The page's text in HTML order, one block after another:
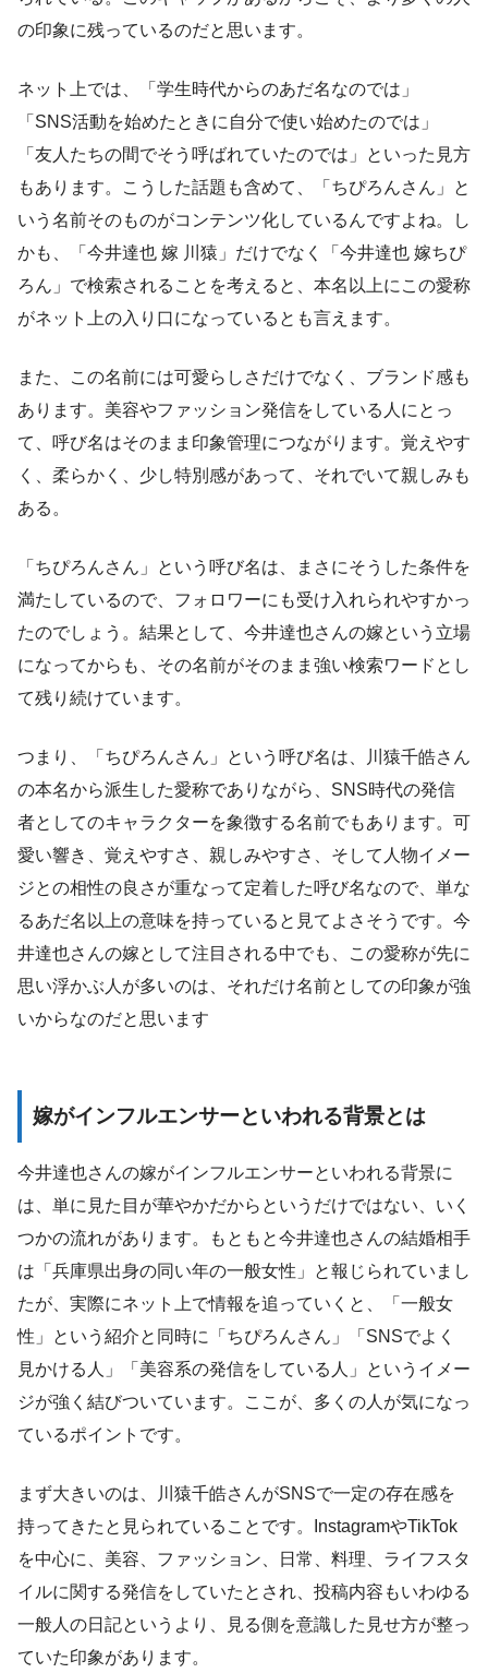
の印象に残っているのだと思います。
ネット上では、「学生時代からのあだ名なのでは」
「SNS活動を始めたときに自分で使い始めたのでは」
「友人たちの間でそう呼ばれていたのでは」といった見方
もあります。こうした話題も含めて、「ちぴろんさん」と
いう名前そのものがコンテンツ化しているんですよね。し
かも、「今井達也 嫁 川猿」だけでなく「今井達也 嫁ちぴ
ろん」で検索されることを考えると、本名以上にこの愛称
がネット上の入り口になっているとも言えます。
また、この名前には可愛らしさだけでなく、ブランド感も
あります。美容やファッション発信をしている人にとっ
て、呼び名はそのまま印象管理につながります。覚えやす
く、柔らかく、少し特別感があって、それでいて親しみも
ある。
「ちぴろんさん」という呼び名は、まさにそうした条件を
満たしているので、フォロワーにも受け入れられやすかっ
たのでしょう。結果として、今井達也さんの嫁という立場
になってからも、その名前がそのまま強い検索ワードとし
て残り続けています。
つまり、「ちぴろんさん」という呼び名は、川猿千皓さん
の本名から派生した愛称でありながら、SNS時代の発信
者としてのキャラクターを象徴する名前でもあります。可
愛い響き、覚えやすさ、親しみやすさ、そして人物イメー
ジとの相性の良さが重なって定着した呼び名なので、単な
るあだ名以上の意味を持っていると見てよさそうです。今
井達也さんの嫁として注目される中でも、この愛称が先に
思い浮かぶ人が多いのは、それだけ名前としての印象が強
いからなのだと思います
嫁がインフルエンサーといわれる背景とは
今井達也さんの嫁がインフルエンサーといわれる背景に
は、単に見た目が華やかだからというだけではない、いく
つかの流れがあります。もともと今井達也さんの結婚相手
は「兵庫県出身の同い年の一般女性」と報じられていまし
たが、実際にネット上で情報を追っていくと、「一般女
性」という紹介と同時に「ちぴろんさん」「SNSでよく
見かける人」「美容系の発信をしている人」というイメー
ジが強く結びついています。ここが、多くの人が気になっ
ているポイントです。
まず大きいのは、川猿千皓さんがSNSで一定の存在感を
持ってきたと見られていることです。InstagramやTikTok
を中心に、美容、ファッション、日常、料理、ライフスタ
イルに関する発信をしていたとされ、投稿内容もいわゆる
一般人の日記というより、見る側を意識した見せ方が整っ
ていた印象があります。